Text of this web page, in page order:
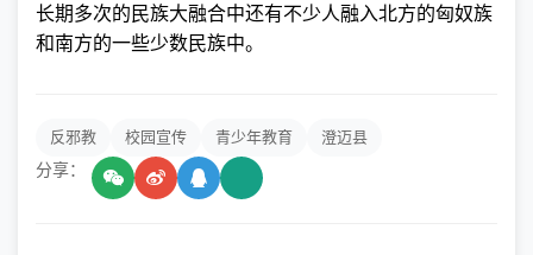
长期多次的民族大融合中还有不少人融入北方的匈奴族
和南方的一些少数民族中。
反邪教 校园宣传 青少年教育 澄迈县
分享：